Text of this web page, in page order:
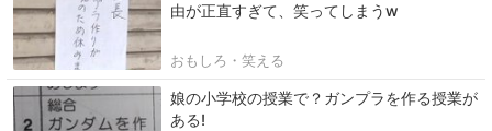
由が正直すぎて、笑ってしまうw
おもしろ・笑える
娘の小学校の授業で？ガンプラを作る授業が
ある!